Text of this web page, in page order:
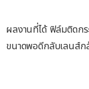
ผลงานที่ได้ ฟิล์มติดก
ขนาดพอดีกลับเลนส์